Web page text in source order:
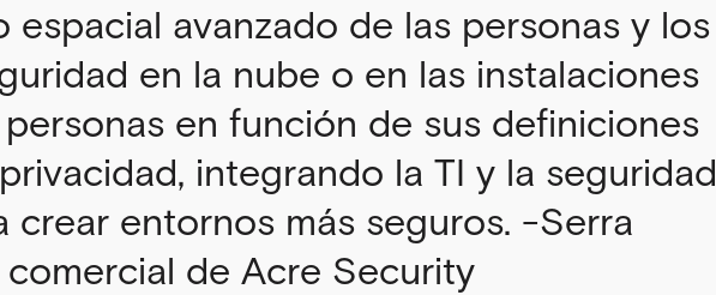
espacial avanzado de las personas y los
en la nube o en las instalaciones
en función de sus definiciones
integrando la TI y la seguridad
crear entornos más seguros. -Serra
de Acre Security